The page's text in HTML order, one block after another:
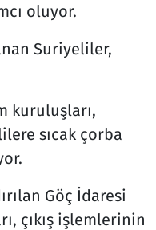
oluyor.
Suriyeliler,
kuruluşları,
sıcak çorba
Göç İdaresi
çıkış işlemlerinin